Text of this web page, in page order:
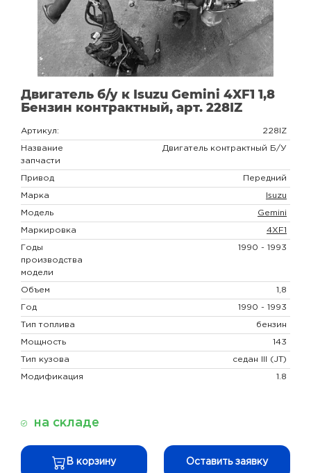
Двигатель б/у к Isuzu Gemini 4XF1 1,8
Бензин контрактный, арт. 228IZ
Артикул: 228IZ
Название
запчасти
Двигатель контрактный Б/У
Привод Передний
Марка Isuzu
Модель Gemini
Маркировка 4XF1
Годы
производства
модели
1990 - 1993
Объем 1,8
Год 1990 - 1993
Тип топлива бензин
Мощность 143
Тип кузова седан III (JT)
Модификация 1.8
на складе
В корзину Оставить заявку